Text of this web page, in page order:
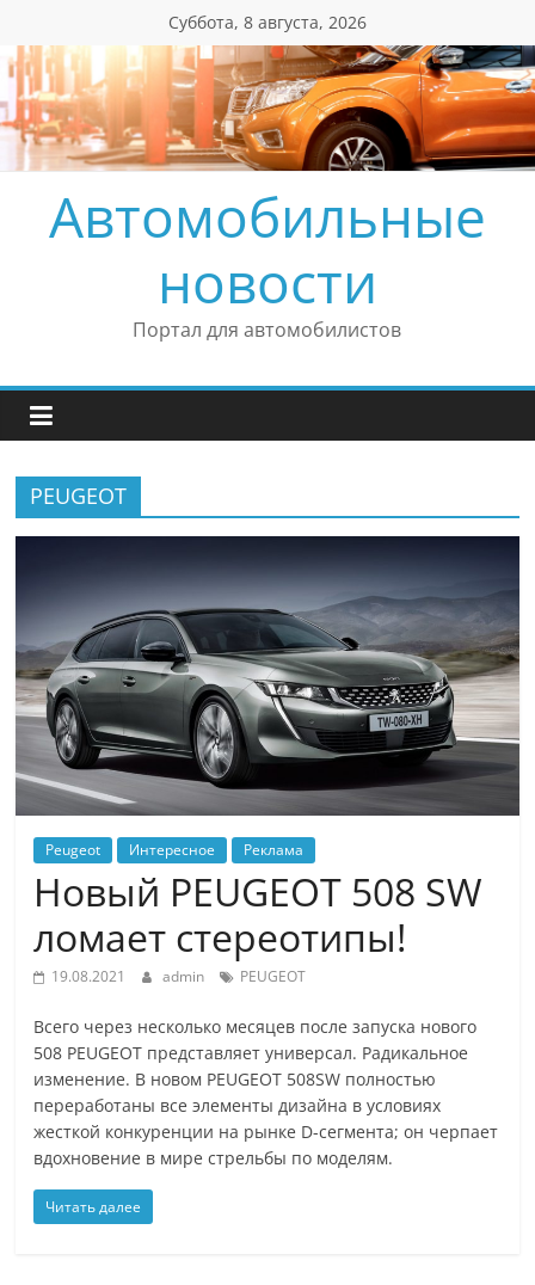
содержимому
Суббота, 8 августа, 2026
Автомобильные
новости
Портал для автомобилистов
PEUGEOT
Peugeot Интересное Реклама
Новый PEUGEOT 508 SW
ломает стереотипы!
19.08.2021 admin PEUGEOT
Всего через несколько месяцев после запуска нового
508 PEUGEOT представляет универсал. Радикальное
изменение. В новом PEUGEOT 508SW полностью
переработаны все элементы дизайна в условиях
жесткой конкуренции на рынке D-сегмента; он черпает
вдохновение в мире стрельбы по моделям.
Читать далее